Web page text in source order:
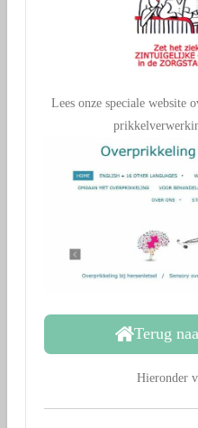
Lees onze speciale website
Terug
Hieronder